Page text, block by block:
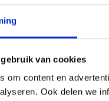
van cookies
om content en
Ook delen we